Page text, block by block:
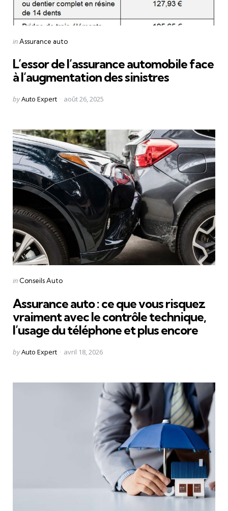
Categories
Posted
inAssurance auto
L’essor de l’assurance automobile face
à l’augmentation des sinistres
Posted
byAuto Expert août 26, 2025
Categories
Posted
in Conseils Auto
Assurance auto : ce que vous risquez
vraiment avec le contrôle technique,
l’usage du téléphone et plus encore
Posted
byAuto Expert avril 18, 2026